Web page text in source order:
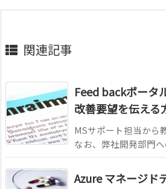
関連記事
Feed backポータ
改善要望を伝える
MSサポート担当から
なお、弊社開発部門
Azure マネージド